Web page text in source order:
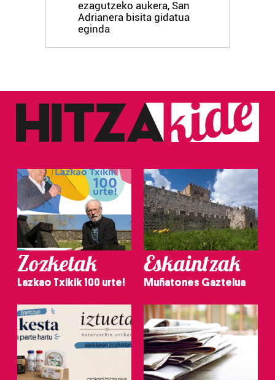
ezagutzeko aukera, San
Adrianera bisita gidatua
eginda
Zozketak
Lazkao Txikik 100 urte!
Eskaintzak
Muñatones Gaztelua